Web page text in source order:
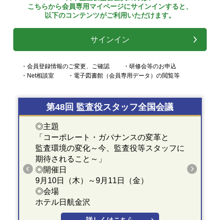
こちらから会員専用マイページにサインインすると、
以下のコンテンツがご利用いただけます。
サインイン
・会員登録情報のご変更、ご確認
・研修会等のお申込
・Net相談室
・電子図書館（会員専用データ）の閲覧等
第48回 監査役スタッフ全国会議
◎主題
「コーポレート・ガバナンスの変革と
監査環境の変化～今、監査役等スタッフに
期待されること～」
◎開催日
9月10日（木）～9月11日（金）
◎会場
ホテル日航金沢